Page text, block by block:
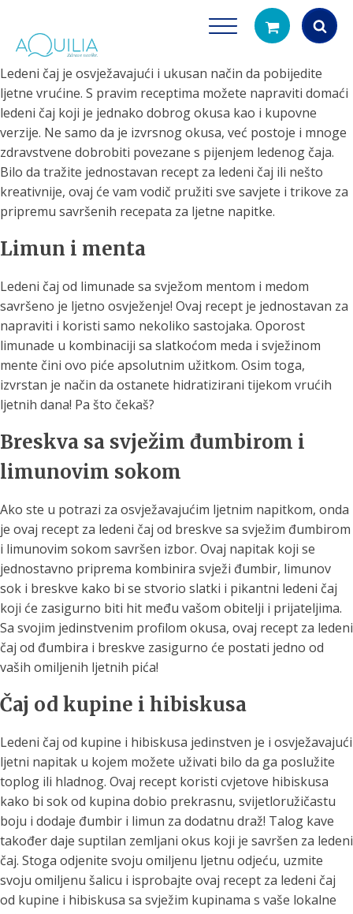
search
Ledeni čaj je osvježavajući i ukusan način da pobijedite
ljetne vrućine. S pravim receptima možete napraviti domaći
ledeni čaj koji je jednako dobrog okusa kao i kupovne
verzije. Ne samo da je izvrsnog okusa, već postoje i mnoge
zdravstvene dobrobiti povezane s pijenjem ledenog čaja.
Bilo da tražite jednostavan recept za ledeni čaj ili nešto
kreativnije, ovaj će vam vodič pružiti sve savjete i trikove za
pripremu savršenih recepata za ljetne napitke.
Limun i menta
Ledeni čaj od limunade sa svježom mentom i medom
savršeno je ljetno osvježenje! Ovaj recept je jednostavan za
napraviti i koristi samo nekoliko sastojaka. Oporost
limunade u kombinaciji sa slatkoćom meda i svježinom
mente čini ovo piće apsolutnim užitkom. Osim toga,
izvrstan je način da ostanete hidratizirani tijekom vrućih
ljetnih dana! Pa što čekaš?
Breskva sa svježim đumbirom i
limunovim sokom
Ako ste u potrazi za osvježavajućim ljetnim napitkom, onda
je ovaj recept za ledeni čaj od breskve sa svježim đumbirom
i limunovim sokom savršen izbor. Ovaj napitak koji se
jednostavno priprema kombinira svježi đumbir, limunov
sok i breskve kako bi se stvorio slatki i pikantni ledeni čaj
koji će zasigurno biti hit među vašom obitelji i prijateljima.
Sa svojim jedinstvenim profilom okusa, ovaj recept za ledeni
čaj od đumbira i breskve zasigurno će postati jedno od
vaših omiljenih ljetnih pića!
Čaj od kupine i hibiskusa
Ledeni čaj od kupine i hibiskusa jedinstven je i osvježavajući
ljetni napitak u kojem možete uživati bilo da ga poslužite
toplog ili hladnog. Ovaj recept koristi cvjetove hibiskusa
kako bi sok od kupina dobio prekrasnu, svijetloružičastu
boju i dodaje đumbir i limun za dodatnu draž! Talog kave
također daje suptilan zemljani okus koji je savršen za ledeni
čaj. Stoga odjenite svoju omiljenu ljetnu odjeću, uzmite
svoju omiljenu šalicu i isprobajte ovaj recept za ledeni čaj
od kupine i hibiskusa sa svježim kupinama s vaše lokalne
Tuš glave
čistu vodu za